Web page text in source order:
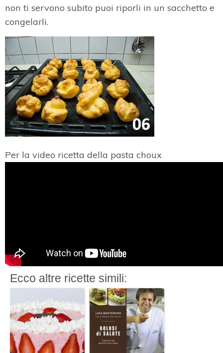
non ti servono subito puoi riporli in un sacchetto e
congelarli.
Per la video ricetta della pasta choux
Ecco altre ricette simili: